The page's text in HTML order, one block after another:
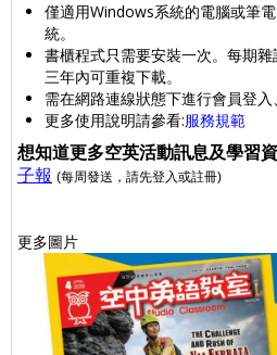
僅適用Windows系統的電腦或筆
統。
書櫃程式只需要安裝一次。每期
三年內可重複下載。
需在網路連線狀態下進行會員登入
更多使用說明請參看:服務規範
想知道更多空英活動訊息及學習
子報 (每周發送 ，請先登入或註冊)
更多圖片